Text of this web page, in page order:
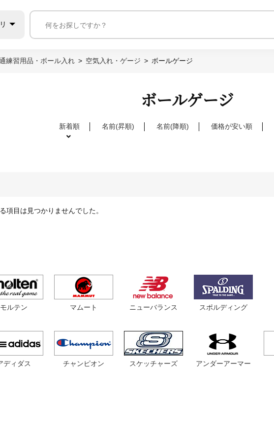
練習用品・ボール入れ 空気入れ・ゲージ ボールゲージ
ボールゲージ
新着順 名前(昇順) 名前(降順) 価格が安い順
項目は見つかりませんでした。
モルテン
ディダス
マムート
チャンピオン
ニューバランス
スケッチャーズ
スポルディング
アンダーアーマー